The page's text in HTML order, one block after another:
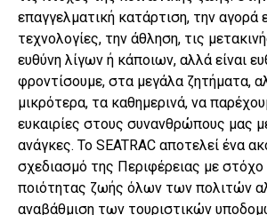
επαγγελματική κατάρτιση, την αγορά
τεχνολογίες, την άθληση, τις
ευθύνη λίγων ή κάποιων, αλλά είναι
φροντίσουμε, στα μεγάλα ζητήματα,
μικρότερα, τα καθημερινά, να
ευκαιρίες στους συνανθρώπους μας
ανάγκες. Το SEATRAC αποτελεί ένα
σχεδιασμό της Περιφέρειας με
ποιότητας ζωής όλων των πολιτών
αναβάθμιση των τουριστικών